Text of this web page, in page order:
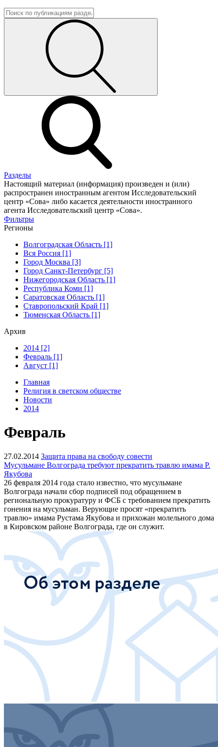
Разделы
Настоящий материал (информация) произведен и (или)
распространен иностранным агентом Исследовательский
центр «Сова» либо касается деятельности иностранного
агента Исследовательский центр «Сова».
Фильтры
Регионы
Волгоградская Область [1]
Вся Россия [1]
Город Москва [3]
Город Санкт-Петербург [5]
Нижегородская Область [1]
Республика Коми [1]
Саратовская Область [1]
Ставропольский Край [1]
Тюменская Область [1]
Архив
2014 [2]
Февраль [1]
Август [1]
Главная
Религия в светском обществе
Новости
2014
Февраль
27.02.2014 Защита права на свободу совести
Мусульмане Волгограда требуют прекратить травлю имама Р.
Якубова
26 февраля 2014 года стало известно, что мусульмане
Волгограда начали сбор подписей под обращением в
региональную прокуратуру и ФСБ с требованием прекратить
гонения на мусульман. Верующие просят «прекратить
травлю» имама Рустама Якубова и прихожан молельного дома
в Кировском районе Волгограда, где он служит.